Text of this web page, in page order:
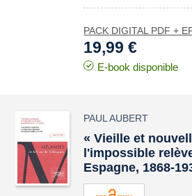
PACK DIGITAL PDF +
19,99 €
E-book disponible
PAUL AUBERT
« Vieille et
l'impossible
Espagne, 1868-